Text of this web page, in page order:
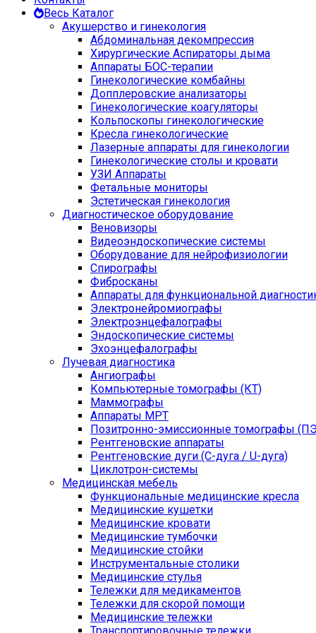
Весь Каталог
Акушерство и гинекология
Абдоминальная декомпрессия
Хирургические Аспираторы дыма
Аппараты БОС-терапии
Гинекологические комбайны
Допплеровские анализаторы
Гинекологические коагуляторы
Кольпоскопы гинекологические
Кресла гинекологические
Лазерные аппараты для гинекологии
Гинекологические столы и кровати
УЗИ Аппараты
Фетальные мониторы
Эстетическая гинекология
Диагностическое оборудование
Веновизоры
Видеоэндоскопические системы
Оборудование для нейрофизиологии
Спирографы
Фибросканы
Аппараты для функциональной
Электронейромиографы
Электроэнцефалографы
Эндоскопические системы
Эхоэнцефалографы
Лучевая диагностика
Ангиографы
Компьютерные томографы (КТ)
Маммографы
Аппараты МРТ
Позитронно-эмиссионные томографы
Рентгеновские аппараты
Рентгеновские дуги (С-дуга / U-дуга)
Циклотрон-системы
Медицинская мебель
Функциональные медицинские кресла
Медицинские кушетки
Медицинские кровати
Медицинские тумбочки
Медицинские стойки
Инструментальные столики
Медицинские стулья
Тележки для медикаментов
Тележки для скорой помощи
Медицинские тележки